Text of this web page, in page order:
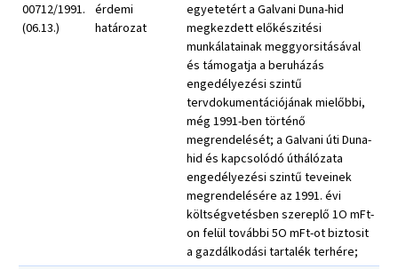
00712/1991.
(06.13.)
érdemi
határozat
egyetetért a Galvani Duna-hid
megkezdett előkészitési
munkálatainak meggyorsitásával
és támogatja a beruházás
engedélyezési szintű
tervdokumentációjának mielőbbi,
még 1991-ben történő
megrendelését; a Galvani úti Duna-
hid és kapcsolódó úthálózata
engedélyezési szintű teveinek
megrendelésére az 1991. évi
költségvetésben szereplő 1O mFt-
on felül további 5O mFt-ot biztosit
a gazdálkodási tartalék terhére;